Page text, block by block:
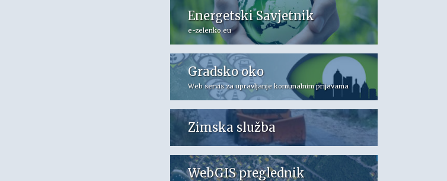
Energetski Savjetnik
e-zelenko.eu
Gradsko oko
Web servis za upravljanje komunalnim prijavama
Zimska služba
WebGIS preglednik